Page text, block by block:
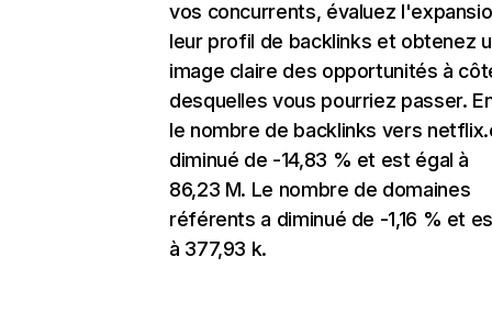
vos concurrents, évaluez
leur profil de backlinks et obtenez
image claire des opportunités à
desquelles vous pourriez passer.
le nombre de backlinks vers
diminué de -14,83 % et est égal à
86,23 M. Le nombre de domaines
référents a diminué de -1,16 % et
à 377,93 k.